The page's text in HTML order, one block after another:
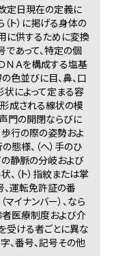
定日現在の定義に
（ト）に掲げる身体の
に供するために変換
であって、特定の個
ＮＡを構成する塩基
色並びに目、鼻、口
によって定まる容
形成される線状の模
声門の開閉ならびに
歩行の際の姿勢およ
態様、（へ）手のひ
静脈の分岐および
（ト）指紋または掌
、運転免許証の番
イナンバー）、なら
医療制度および介
受ける者ごとに異な
、番号、記号その他